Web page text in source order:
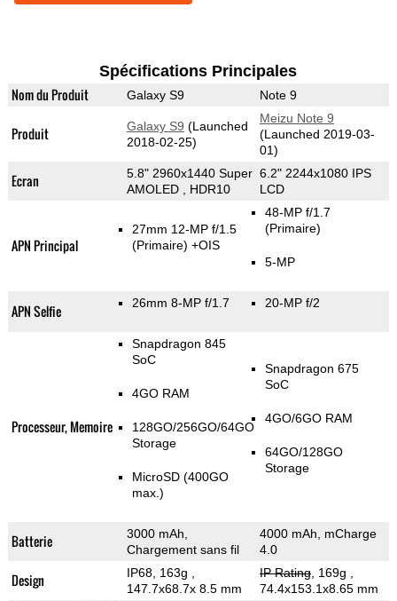
Spécifications Principales
Nom du Produit Galaxy S9 Note 9
Produit Galaxy S9 (Launched
2018-02-25)
Meizu Note 9
(Launched 2019-03-
01)
Ecran
5.8" 2960x1440 Super
AMOLED , HDR10
6.2" 2244x1080 IPS
LCD
APN Principal
27mm 12-MP f/1.5
(Primaire) +OIS
48-MP f/1.7
(Primaire)
5-MP
APN Selfie 26mm 8-MP f/1.7 20-MP f/2
Processeur, Memoire
Snapdragon 845
SoC
4GO RAM
128GO/256GO/64GO
Storage
MicroSD (400GO
max.)
Snapdragon 675
SoC
4GO/6GO RAM
64GO/128GO
Storage
Batterie
3000 mAh,
Chargement sans fil
4000 mAh, mCharge
4.0
Design IP68, 163g
147.7x68.7x 8.5 mm
IP Rating, 169g
74.4x153.1x8.65 mm